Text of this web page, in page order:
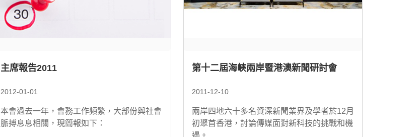
主席報告2011
2012-01-01
本會過去一年，會務工作頻繁，大部份與社會
脈搏息息相關，現簡報如下：
第十二屆海峽兩岸暨港澳新聞研討會
2011-12-10
兩岸四地六十多名資深新聞業界及學者於12月
初聚首香港，討論傳媒面對新科技的挑戰和機
遇。